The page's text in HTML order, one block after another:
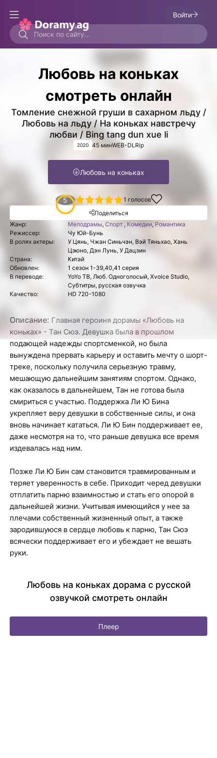
Войти
Любовь на коньках
смотреть онлайн
Томление снежной груши в сахарном льду /
Любовь на льду / На коньках навстречу
любви / Bing tang dun xue li
2020 45 минWEB-DLRip
Любовь на коньках
5
4 5 1 голосов
Поделиться
Жанр:
Мелодрамы, Спорт , Комедии, Романтика
Режиссер:
Чу Юй-Бунь
В ролях актеры:
У Цянь, Чжан Синьчэн, Вэй Тяньхао, Хань
Цзюно, Дэн Лунь, У Дацзин
Страна:
Китай
Обновлен:
1 сезон 1-39,40,41 серия
В переводе:
YoYo ТВ, Люб. Одноголосый, Xvoice Studio,
Субтитры, русская озвучка
Качество:
HD 720-1080
Описание: Главная героиня дорамы «Любовь на
коньках» - Тан Сюэ. Девушка была в прошлом
подающей надежды спортсменкой, но была
вынуждена прервать карьеру и оставить мечту о шорт-
треке, поскольку получила серьезную травму,
мешающую дальнейшим занятиям спортом. Однако,
как оказалось в дальнейшем, Тан не готова была
смириться с участью. Поддержка Ли Ю Бина
укрепляет веру девушки в собственные силы, и она
вновь начинает кататься. Ли Ю Бин поддерживает ее,
даже несмотря на то, что раньше девушка все время
издевалась над ним.
Позже Ли Ю Бин сам становится травмированным и
теряет уверенность в себе. Приходит черед девушки
отплатить парню взаимностью и стать его опорой в
дальнейшей жизни. Учитывая имеющийся у нее за
плечами собственный жизненный опыт, а также
зародившуюся в сердце любовь к парню, Тан Сюэ
всячески поддерживает его и убеждает не вешать
руки.
Любовь на коньках дорама с русской
озвучкой смотреть онлайн
Плеер